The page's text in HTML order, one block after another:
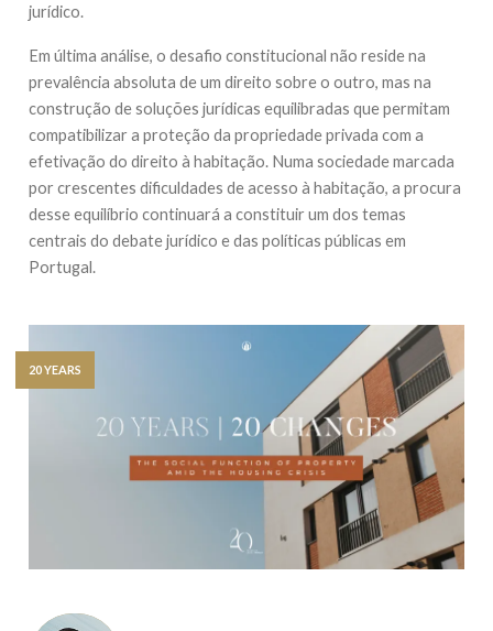
jurídico.
Em última análise, o desafio constitucional não reside na
prevalência absoluta de um direito sobre o outro, mas na
construção de soluções jurídicas equilibradas que permitam
compatibilizar a proteção da propriedade privada com a
efetivação do direito à habitação. Numa sociedade marcada
por crescentes dificuldades de acesso à habitação, a procura
desse equilíbrio continuará a constituir um dos temas
centrais do debate jurídico e das políticas públicas em
Portugal.
20 YEARS